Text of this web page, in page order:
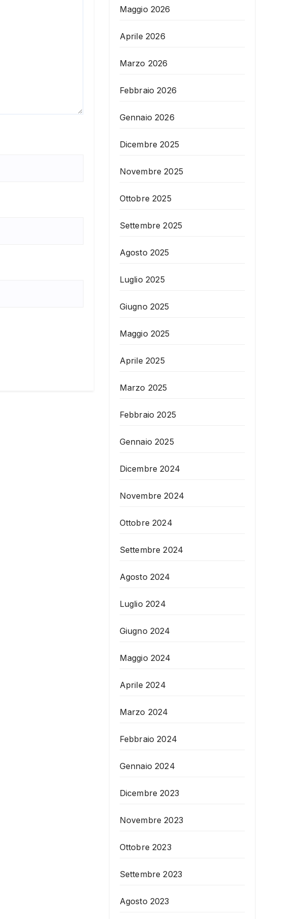
Maggio 2026
Aprile 2026
Marzo 2026
Febbraio 2026
Gennaio 2026
Dicembre 2025
Novembre 2025
Ottobre 2025
Settembre 2025
Agosto 2025
Luglio 2025
Giugno 2025
Maggio 2025
Aprile 2025
Marzo 2025
Febbraio 2025
Gennaio 2025
Dicembre 2024
Novembre 2024
Ottobre 2024
Settembre 2024
Agosto 2024
Luglio 2024
Giugno 2024
Maggio 2024
Aprile 2024
Marzo 2024
Febbraio 2024
Gennaio 2024
Dicembre 2023
Novembre 2023
Ottobre 2023
Settembre 2023
Agosto 2023